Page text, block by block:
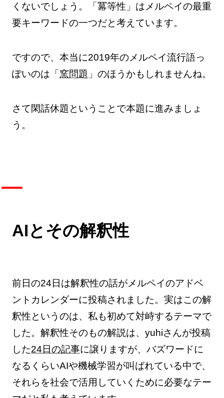
くないでしょう。「冪等性」はメルペイの最重
要キーワードの一つだと考えています。
ですので、本当に2019年のメルペイ流行語っ
ぽいのは「 窯問題 」のほうかもしれませんね。
さて閑話休題ということで本題に進みましょ
う。
AIとその解釈性
前日の24日は解釈性の話がメルペイのアドベ
ントカレンダーに投稿されました。実はこの解
釈性というのは、私も初めて対峙するテーマで
した。解釈性そのもの解説は、yuhiさんが投稿
した24日の記事に譲りますが、バズワードに
なるくらいAIや機械学習が叫ばれている中で、
それらを社会で活用していくために必要なテー